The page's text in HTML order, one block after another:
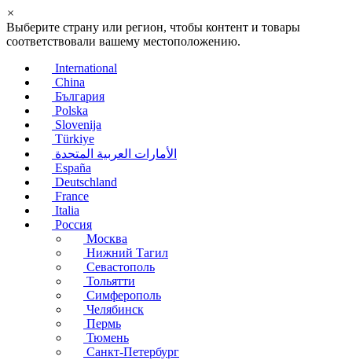
×
Выберите страну или регион, чтобы контент и товары
соответствовали вашему местоположению.
International
China
България
Polska
Slovenija
Türkiye
الأمارات العربية المتحدة
España
Deutschland
France
Italia
Россия
Москва
Нижний Тагил
Севастополь
Тольятти
Симферополь
Челябинск
Пермь
Тюмень
Санкт-Петербург